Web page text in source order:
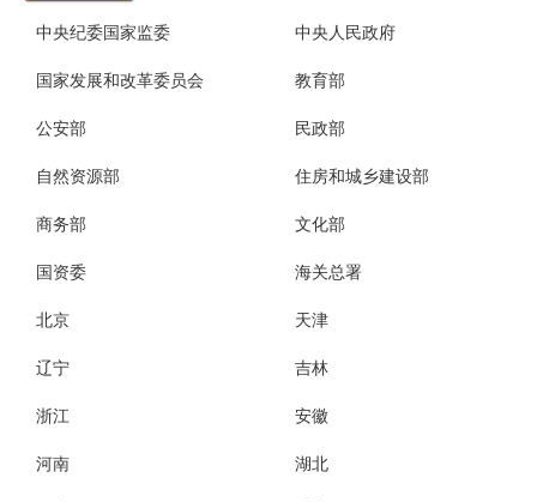
中央纪委国家监委 中央人民政府
国家发展和改革委员会 教育部
公安部 民政部
自然资源部 住房和城乡建设部
商务部 文化部
国资委 海关总署
北京 天津
辽宁 吉林
浙江 安徽
河南 湖北